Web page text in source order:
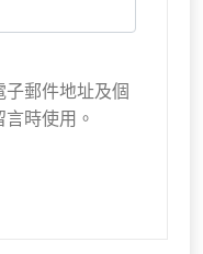
郵件地址及個
時使用。